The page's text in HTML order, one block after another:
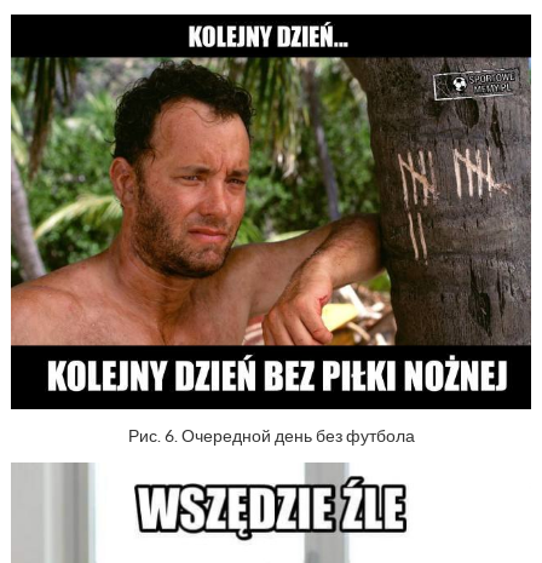
Рис. 6. Очередной день без футбола